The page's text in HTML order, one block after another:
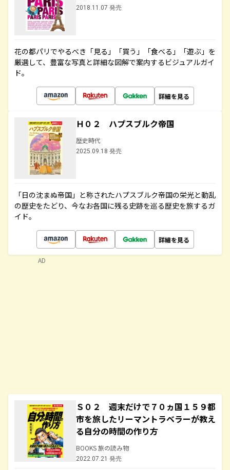
2018.11.07 発売
花の都パリでやるべき「見る」「買う」「食べる」「遊ぶ」を
厳選して、豊富な写真と詳細な図解で案内するビジュアルガイ
ド。
詳細を見る
Ｈ０２ ハプスブルク帝国
歴史時代
2025.09.18 発売
「日の沈まぬ帝国」と称されたハプスブルク帝国の栄光と動乱
の歴史をたどり、今なお各国に残る史跡を巡る歴史を旅するガ
イド。
詳細を見る
Ｓ０２ 週末だけで７０ヵ国１５９都
市を旅したリーマントラベラーが教え
る自分の時間の作り方
BOOKS 旅の読み物
2022.07.21 発売
AD